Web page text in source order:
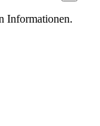
Informationen.